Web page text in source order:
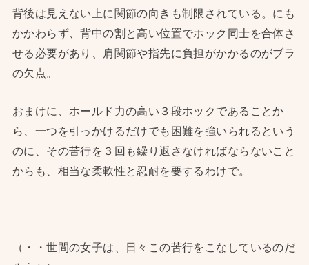
背後は見えない上に関節の向きも制限されている。にも
かかわらず、背中の割と高い位置でホック同士を合体さ
せる必要があり、肩関節や指先に負担がかかるのがブラ
の欠点。
おまけに、ホールド力の高い３段ホックであることか
ら、一つを引っかけるだけでも困難を強いられるという
のに、その苦行を３回も繰り返さなければならないこと
からも、相当な柔軟性と忍耐を要するわけで。
（・・世間の女子は、日々この苦行をこなしているのだ